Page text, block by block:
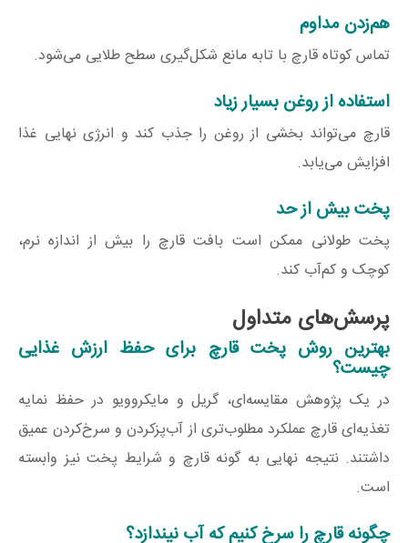
هم‌زدن مداوم
تماس کوتاه قارچ با تابه مانع شکل‌گیری سطح طلایی می‌شود.
استفاده از روغن بسیار زیاد
قارچ می‌تواند بخشی از روغن را جذب کند و انرژی نهایی غذا
افزایش می‌یابد.
پخت بیش از حد
پخت طولانی ممکن است بافت قارچ را بیش از اندازه نرم،
کوچک و کم‌آب کند.
پرسش‌های متداول
بهترین روش پخت قارچ برای حفظ ارزش غذایی
چیست؟
در یک پژوهش مقایسه‌ای، گریل و مایکروویو در حفظ نمایه
تغذیه‌ای قارچ عملکرد مطلوب‌تری از آب‌پزکردن و سرخ‌کردن عمیق
داشتند. نتیجه نهایی به گونه قارچ و شرایط پخت نیز وابسته
است.
چگونه قارچ را سرخ کنیم که آب نیندازد؟